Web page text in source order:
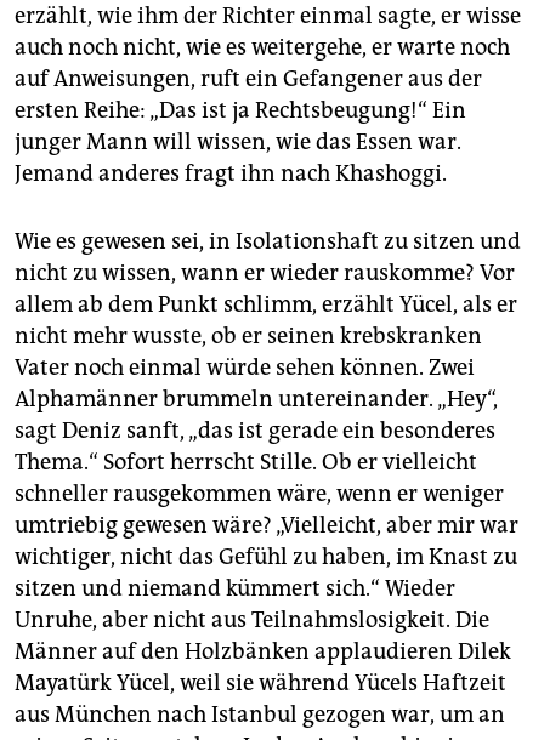
erzählt, wie ihm der Richter einmal sagte, er wisse
auch noch nicht, wie es weitergehe, er warte noch
auf Anweisungen, ruft ein Gefangener aus der
ersten Reihe: „Das ist ja Rechtsbeugung!“ Ein
junger Mann will wissen, wie das Essen war.
Jemand anderes fragt ihn nach Khashoggi.
Wie es gewesen sei, in Isola­tions­haft zu sitzen und
nicht zu wissen, wann er wieder rauskomme? Vor
allem ab dem Punkt schlimm, erzählt Yücel, als er
nicht mehr wusste, ob er seinen krebskranken
Vater noch einmal würde sehen können. Zwei
Alphamänner brummeln untereinander. „Hey“,
sagt Deniz sanft, „das ist gerade ein besonderes
Thema.“ Sofort herrscht Stille. Ob er vielleicht
schneller rausgekommen wäre, wenn er weniger
umtriebig gewesen wäre? „Vielleicht, aber mir war
wichtiger, nicht das Gefühl zu haben, im Knast zu
sitzen und niemand kümmert sich.“ Wieder
Unruhe, aber nicht aus Teilnahmslosigkeit. Die
Männer auf den Holzbänken applaudieren Dilek
Mayatürk Yücel, weil sie während Yücels Haftzeit
aus München nach Istanbul gezogen war, um an